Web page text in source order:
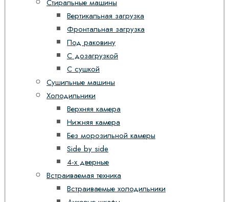
Стиральные машины
Вертикальная загрузка
Фронтальная загрузка
Под раковину
С дозагрузкой
С сушкой
Сушильные машины
Холодильники
Верхняя камера
Нижняя камера
Без морозильной камеры
Side by side
4-х дверные
Встраиваемая техника
Встраиваемые холодильники